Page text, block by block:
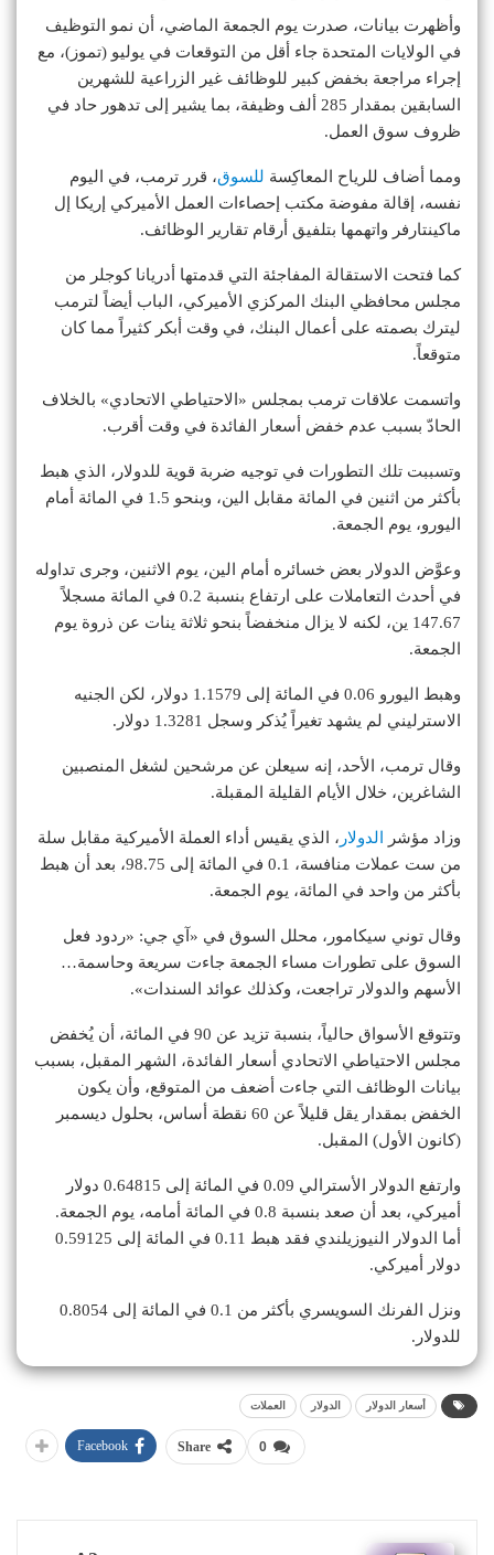
وأظهرت بيانات، صدرت يوم الجمعة الماضي، أن نمو التوظيف
في الولايات المتحدة جاء أقل من التوقعات في يوليو (تموز)، مع
إجراء مراجعة بخفض كبير للوظائف غير الزراعية للشهرين
السابقين بمقدار 285 ألف وظيفة، بما يشير إلى تدهور حاد في
ظروف سوق العمل.
ومما أضاف للرياح المعاكِسة للسوق، قرر ترمب، في اليوم
نفسه، إقالة مفوضة مكتب إحصاءات العمل الأميركي إريكا إل
ماكينتارفر واتهمها بتلفيق أرقام تقارير الوظائف.
كما فتحت الاستقالة المفاجئة التي قدمتها أدريانا كوجلر من
مجلس محافظي البنك المركزي الأميركي، الباب أيضاً لترمب
ليترك بصمته على أعمال البنك، في وقت أبكر كثيراً مما كان
متوقعاً.
واتسمت علاقات ترمب بمجلس «الاحتياطي الاتحادي» بالخلاف
الحادّ بسبب عدم خفض أسعار الفائدة في وقت أقرب.
وتسببت تلك التطورات في توجيه ضربة قوية للدولار، الذي هبط
بأكثر من اثنين في المائة مقابل الين، وبنحو 1.5 في المائة أمام
اليورو، يوم الجمعة.
وعوَّض الدولار بعض خسائره أمام الين، يوم الاثنين، وجرى تداوله
في أحدث التعاملات على ارتفاع بنسبة 0.2 في المائة مسجلاً
147.67 ين، لكنه لا يزال منخفضاً بنحو ثلاثة ينات عن ذروة يوم
الجمعة.
وهبط اليورو 0.06 في المائة إلى 1.1579 دولار، لكن الجنيه
الاسترليني لم يشهد تغيراً يُذكر وسجل 1.3281 دولار.
وقال ترمب، الأحد، إنه سيعلن عن مرشحين لشغل المنصبين
الشاغرين، خلال الأيام القليلة المقبلة.
وزاد مؤشر الدولار ، الذي يقيس أداء العملة الأميركية مقابل سلة
من ست عملات منافسة، 0.1 في المائة إلى 98.75، بعد أن هبط
بأكثر من واحد في المائة، يوم الجمعة.
وقال توني سيكامور، محلل السوق في «آي جي: «ردود فعل
السوق على تطورات مساء الجمعة جاءت سريعة وحاسمة…
الأسهم والدولار تراجعت، وكذلك عوائد السندات».
وتتوقع الأسواق حالياً، بنسبة تزيد عن 90 في المائة، أن يُخفض
مجلس الاحتياطي الاتحادي أسعار الفائدة، الشهر المقبل، بسبب
بيانات الوظائف التي جاءت أضعف من المتوقع، وأن يكون
الخفض بمقدار يقل قليلاً عن 60 نقطة أساس، بحلول ديسمبر
(كانون الأول) المقبل.
وارتفع الدولار الأسترالي 0.09 في المائة إلى 0.64815 دولار
أميركي، بعد أن صعد بنسبة 0.8 في المائة أمامه، يوم الجمعة.
أما الدولار النيوزيلندي فقد هبط 0.11 في المائة إلى 0.59125
دولار أميركي.
ونزل الفرنك السويسري بأكثر من 0.1 في المائة إلى 0.8054
للدولار.
أسعار الدولار الدولار العملات
0
Share
Facebook